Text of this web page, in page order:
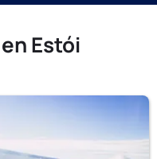
Estói